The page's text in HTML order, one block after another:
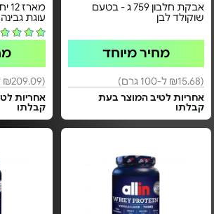
אבקת חלבון 759 ג - בטעם
שוקולד לבן
מחיר מיוחד
(₪15.68 ל-100 גרם)
אחריות לטיב המוצר בעת
קבלתו
עוגת
(₪209.09 ל-100 גרם)
אחריות
קבלתו